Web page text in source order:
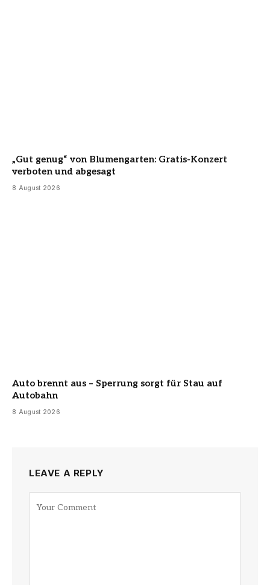
„Gut genug“ von Blumengarten: Gratis-Konzert
verboten und abgesagt
8 August 2026
Auto brennt aus – Sperrung sorgt für Stau auf
Autobahn
8 August 2026
LEAVE A REPLY